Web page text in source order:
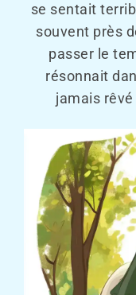
se sentait
souvent près
passer le
résonnait
jamais rêvé